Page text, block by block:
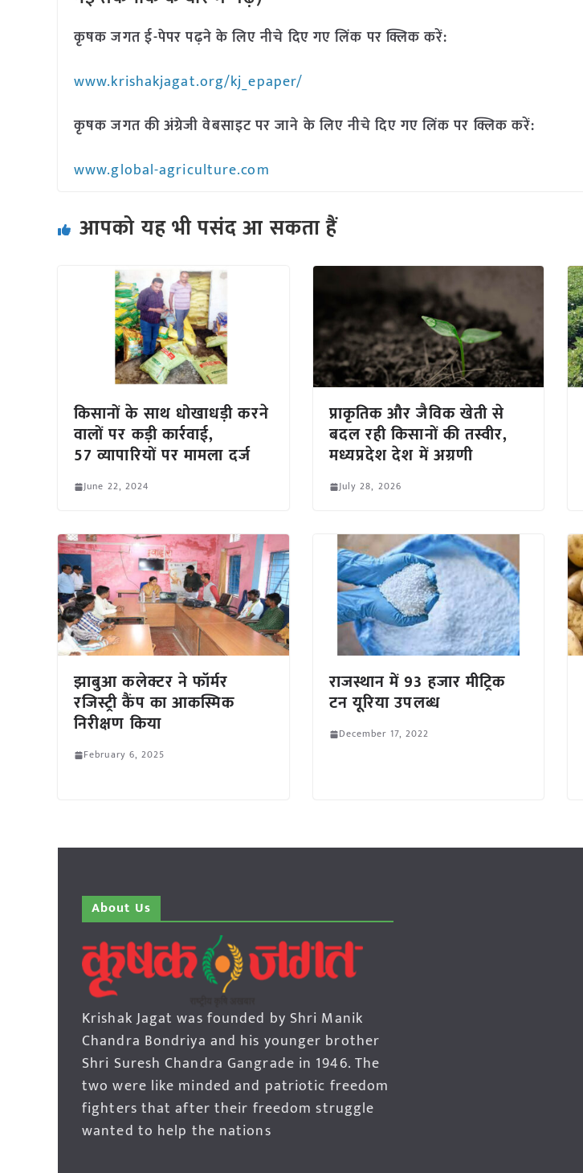
कृषक जगत ई-पेपर पढ़ने के लिए नीचे दिए गए लिंक पर क्लिक करें:
www.krishakjagat.org/kj_epaper/
कृषक जगत की अंग्रेजी वेबसाइट पर जाने के लिए नीचे दिए गए लिंक पर क्लिक करें:
www.global-agriculture.com
आपको यह भी पसंद आ सकता हैं
किसानों के साथ धोखाधड़ी करने
वालों पर कड़ी कार्रवाई,
57 व्यापारियों पर मामला दर्ज
June 22, 2024
प्राकृतिक और जैविक खेती से
बदल रही किसानों की तस्वीर,
मध्यप्रदेश देश में अग्रणी
July 28, 2026
झाबुआ कलेक्टर ने फॉर्मर
रजिस्ट्री कैंप का आकस्मिक
निरीक्षण किया
February 6, 2025
राजस्थान में 93 हजार मीट्रिक
टन यूरिया उपलब्ध
December 17, 2022
About Us
Krishak Jagat was founded by Shri Manik
Chandra Bondriya and his younger brother
Shri Suresh Chandra Gangrade in 1946. The
two were like minded and patriotic freedom
fighters that after their freedom struggle
wanted to help the nations